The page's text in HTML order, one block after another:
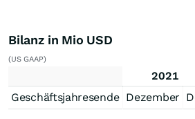
Bilanz in Mio USD
(US GAAP)
2021
Geschäftsjahresende Dezember